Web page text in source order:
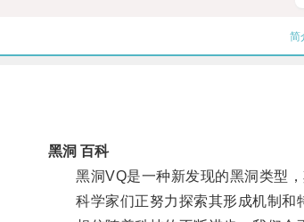
简
黑洞 百科
黑洞VQ是一种新发现的黑洞类型，
科学家们正努力探索其形成机制和